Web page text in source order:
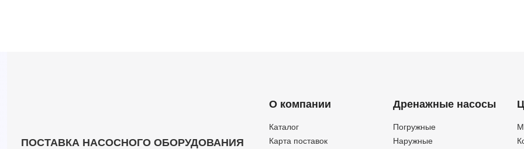
ПОСТАВКА НАСОСНОГО ОБОРУДОВАНИЯ
О компании
Каталог
Карта поставок
Дренажные насосы
Погружные
Наружные